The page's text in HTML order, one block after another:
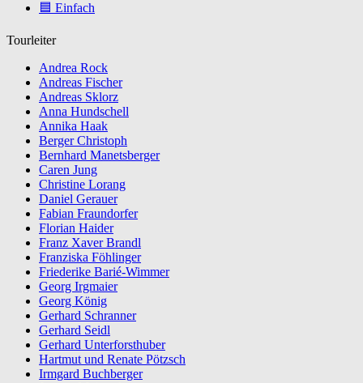
🟦 Einfach
Tourleiter
Andrea Rock
Andreas Fischer
Andreas Sklorz
Anna Hundschell
Annika Haak
Berger Christoph
Bernhard Manetsberger
Caren Jung
Christine Lorang
Daniel Gerauer
Fabian Fraundorfer
Florian Haider
Franz Xaver Brandl
Franziska Föhlinger
Friederike Barié-Wimmer
Georg Irgmaier
Georg König
Gerhard Schranner
Gerhard Seidl
Gerhard Unterforsthuber
Hartmut und Renate Pötzsch
Irmgard Buchberger